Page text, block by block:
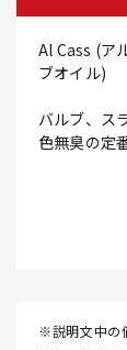
Al Cass (ア
ブオイル)
バルブ、ス
色無臭の定
※説明文中の